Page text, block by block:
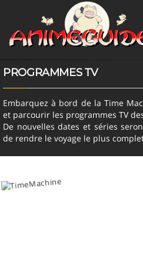
PROGRAMMES TV
Embarquez à bord de la Time
et parcourir les programmes TV
De nouvelles dates et séries
de rendre le voyage le plus
Panneau de gestion des cookies